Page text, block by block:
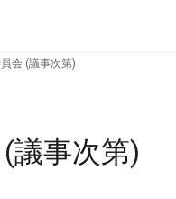
会 (議事次第)
議事次第)